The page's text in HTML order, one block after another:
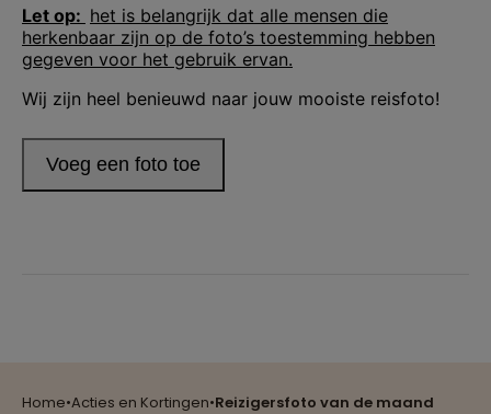
Home•Acties en Kortingen•Reizigersfoto van de maand